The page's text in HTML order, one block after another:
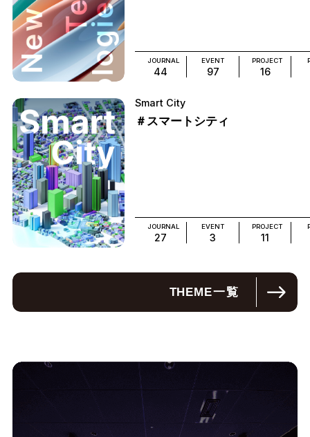
JOURNAL
44
EVENT
97
PROJECT
16
Smart City
＃スマートシティ
JOURNAL
27
EVENT
3
PROJECT
11
THEME一覧